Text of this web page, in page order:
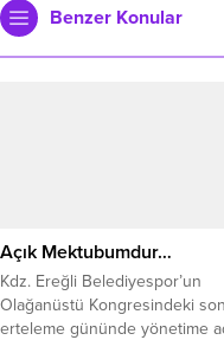
Benzer Konular
Açık Mektubumdur…
Kdz. Ereğli Belediyespor’un
Olağanüstü Kongresindeki son
erteleme gününde yönetime